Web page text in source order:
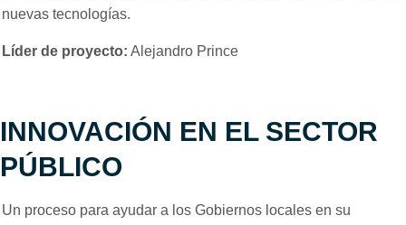
nuevas tecnologías.
Líder de proyecto: Alejandro Prince
INNOVACIÓN EN EL SECTOR
PÚBLICO
Un proceso para ayudar a los Gobiernos locales en su